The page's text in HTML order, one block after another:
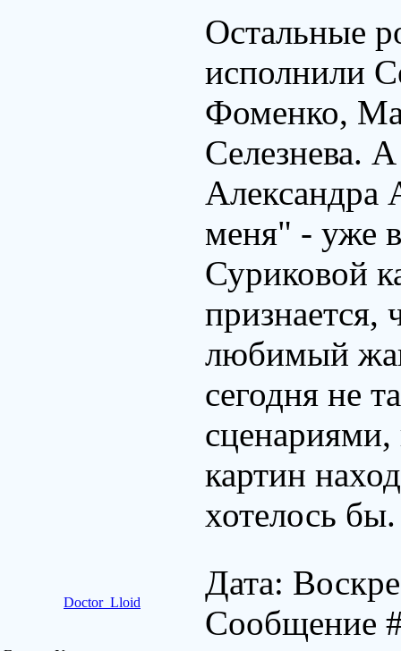
Остальные
исполнили
Фоменко,
Селезнева.
Александра
меня" - уже в
Суриковой
признается,
любимый
сегодня не
картин
хотелось бы.
Doctor_Lloid
Дата:
Сообщение